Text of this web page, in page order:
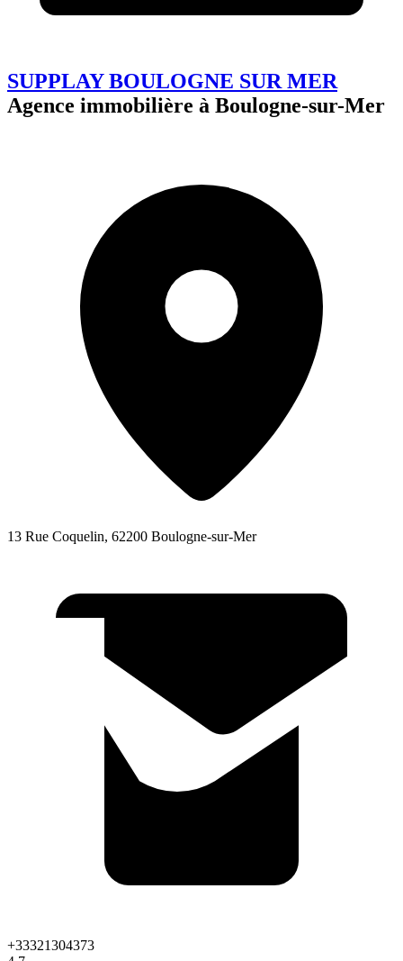
SUPPLAY BOULOGNE SUR MER
Agence immobilière à Boulogne-sur-Mer
13 Rue Coquelin, 62200 Boulogne-sur-Mer
+33321304373